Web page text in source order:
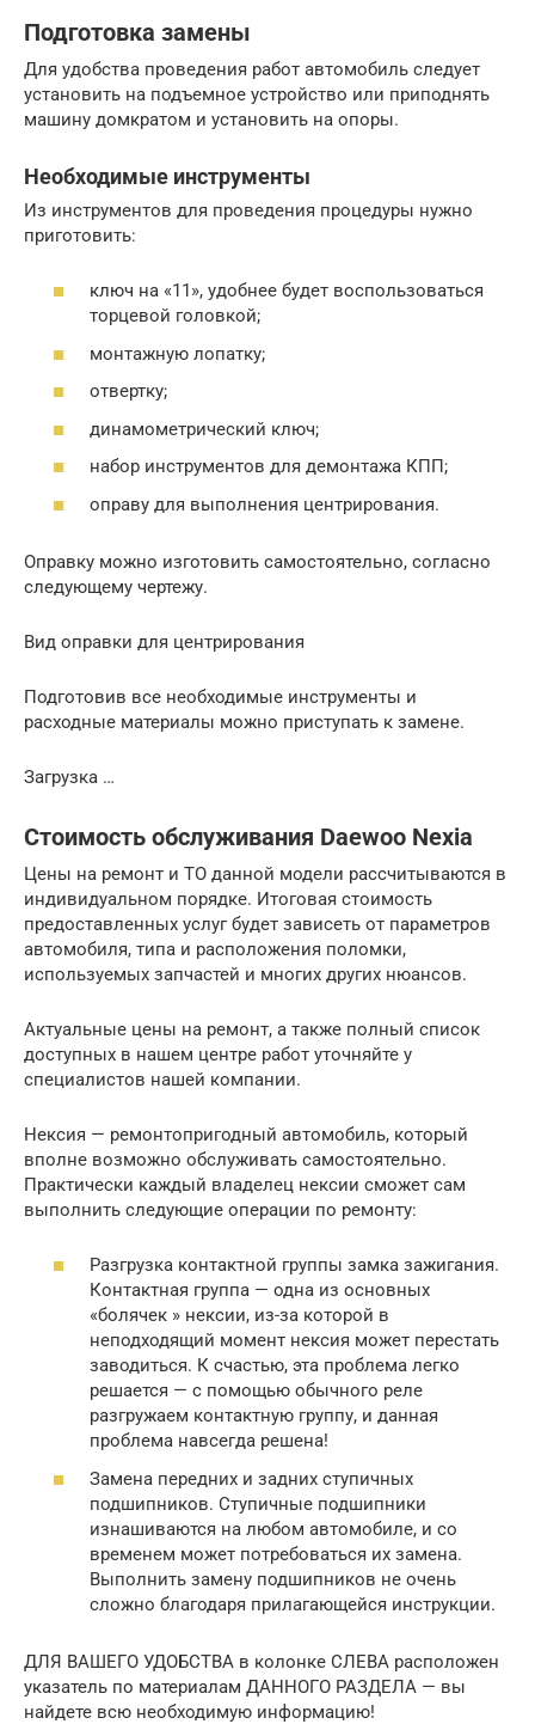
Подготовка замены
Для удобства проведения работ автомобиль следует
установить на подъемное устройство или приподнять
машину домкратом и установить на опоры.
Необходимые инструменты
Из инструментов для проведения процедуры нужно
приготовить:
ключ на «11», удобнее будет воспользоваться
торцевой головкой;
монтажную лопатку;
отвертку;
динамометрический ключ;
набор инструментов для демонтажа КПП;
оправу для выполнения центрирования.
Оправку можно изготовить самостоятельно, согласно
следующему чертежу.
Вид оправки для центрирования
Подготовив все необходимые инструменты и
расходные материалы можно приступать к замене.
Загрузка …
Стоимость обслуживания Daewoo Nexia
Цены на ремонт и ТО данной модели рассчитываются в
индивидуальном порядке. Итоговая стоимость
предоставленных услуг будет зависеть от параметров
автомобиля, типа и расположения поломки,
используемых запчастей и многих других нюансов.
Актуальные цены на ремонт, а также полный список
доступных в нашем центре работ уточняйте у
специалистов нашей компании.
Нексия — ремонтопригодный автомобиль, который
вполне возможно обслуживать самостоятельно.
Практически каждый владелец нексии сможет сам
выполнить следующие операции по ремонту:
Разгрузка контактной группы замка зажигания.
Контактная группа — одна из основных
«болячек » нексии, из-за которой в
неподходящий момент нексия может перестать
заводиться. К счастью, эта проблема легко
решается — с помощью обычного реле
разгружаем контактную группу, и данная
проблема навсегда решена!
Замена передних и задних ступичных
подшипников. Ступичные подшипники
изнашиваются на любом автомобиле, и со
временем может потребоваться их замена.
Выполнить замену подшипников не очень
сложно благодаря прилагающейся инструкции.
ДЛЯ ВАШЕГО УДОБСТВА в колонке СЛЕВА расположен
указатель по материалам ДАННОГО РАЗДЕЛА — вы
найдете всю необходимую информацию!